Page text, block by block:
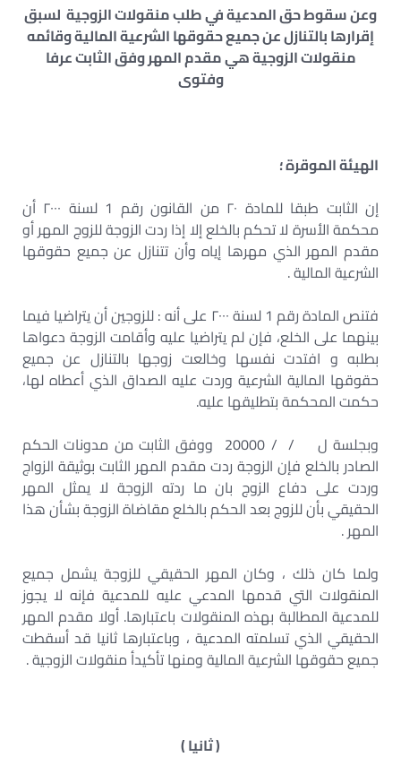
وعن سقوط حق المدعية في طلب منقولات الزوجية لسبق
إقرارها بالتنازل عن جميع حقوقها الشرعية المالية وقائمه
منقولات الزوجية هي مقدم المهر وفق الثابت عرفا
وفتوی
الهيئة الموقرة ؛
إن الثابت طبقا للمادة ۲۰ من القانون رقم 1 لسنة ۲۰۰۰ أن
محكمة الأسرة لا تحكم بالخلع إلا إذا ردت الزوجة للزوج المهر أو
مقدم المهر الذي مهرها إياه وأن تتنازل عن جميع حقوقها
الشرعية المالية .
فتنص المادة رقم 1 لسنة ۲۰۰۰ على أنه : للزوجين أن يتراضيا فيما
بينهما على الخلع، فإن لم يتراضيا عليه وأقامت الزوجة دعواها
بطلبه و افتدت نفسها وخالعت زوجها بالتنازل عن جميع
حقوقها المالية الشرعية وردت عليه الصداق الذي أعطاه لها،
حكمت المحكمة بتطليقها عليه.
وبجلسة ل / / 20000 ووفق الثابت من مدونات الحكم
الصادر بالخلع فإن الزوجة ردت مقدم المهر الثابت بوثيقة الزواج
وردت على دفاع الزوج بان ما ردته الزوجة لا يمثل المهر
الحقيقي بأن للزوج بعد الحكم بالخلع مقاضاة الزوجة بشأن هذا
المهر .
ولما كان ذلك ، وكان المهر الحقيقي للزوجة يشمل جميع
المنقولات التي قدمها المدعي عليه للمدعية فإنه لا يجوز
للمدعية المطالبة بهذه المنقولات باعتبارها. أولا مقدم المهر
الحقيقي الذي تسلمته المدعية ، وباعتبارها ثانيا قد أسقطت
جميع حقوقها الشرعية المالية ومنها تأكيدأ منقولات الزوجية .
( ثانيا )